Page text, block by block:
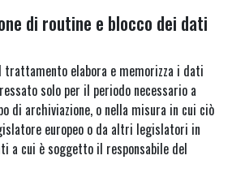
di routine e blocco dei dati
trattamento elabora e memorizza i dati
solo per il periodo necessario a
di archiviazione, o nella misura in cui ciò
europeo o da altri legislatori in
a cui è soggetto il responsabile del